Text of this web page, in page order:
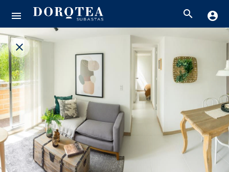
menu search account_circle
close